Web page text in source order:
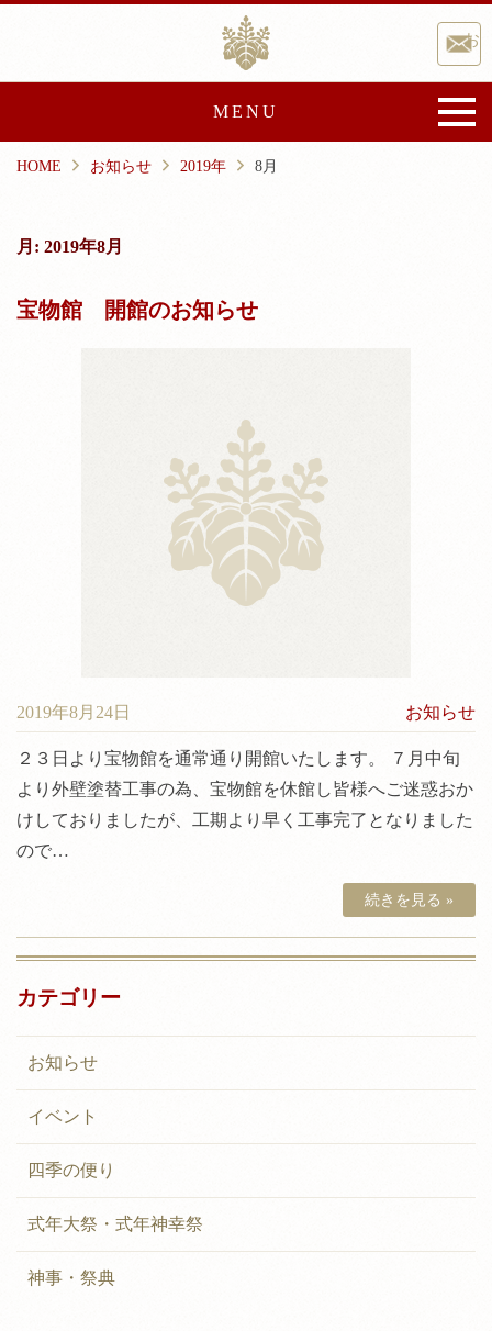
お
MENU
香取神宮について
祭典と催し
神前結婚式
神前結婚式について
境内案内
HOME お知らせ 2019年 8月
月: 2019年8月
宝物館 開館のお知らせ
2019年8月24日 お知らせ
２３日より宝物館を通常通り開館いたします。 ７月中旬
より外壁塗替工事の為、宝物館を休館し皆様へご迷惑おか
けしておりましたが、工期より早く工事完了となりました
ので…
続きを見る »
カテゴリー
お知らせ
イベント
四季の便り
式年大祭・式年神幸祭
神事・祭典